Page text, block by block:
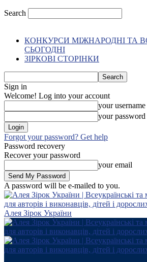
Search
КОНКУРСИ МІЖНАРОДНІ ТА
СЬОГОДНІ
ЗІРКОВІ СТОРІНКИ
Sign in
Welcome! Log into your account
your username
your password
Forgot your password? Get help
Password recovery
Recover your password
your email
A password will be e-mailed to you.
Алея Зірок України